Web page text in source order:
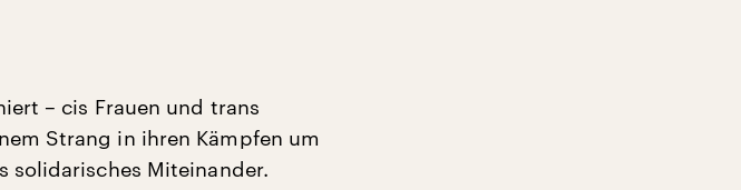
– cis Frauen und trans
Strang in ihren Kämpfen um
solidarisches Miteinander.